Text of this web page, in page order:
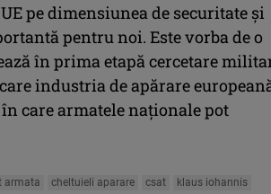
pe dimensiunea de securitate şi
pentru noi. Este vorba de o
în prima etapă cercetare
industria de apărare
care armatele naţionale pot
armata cheltuieli aparare csat klaus iohannis